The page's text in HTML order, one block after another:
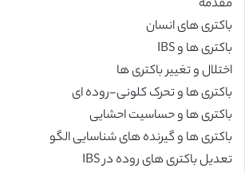
مقدمه
باکتری های انسان
باکتری ها و IBS
اختلال و تغییر باکتری ها
باکتری ها و تحرک کلونی-روده ای
باکتری ها و حساسیت احشایی
باکتری ها و گیرنده های شناسایی الگو
تعدیل باکتری های روده در IBS